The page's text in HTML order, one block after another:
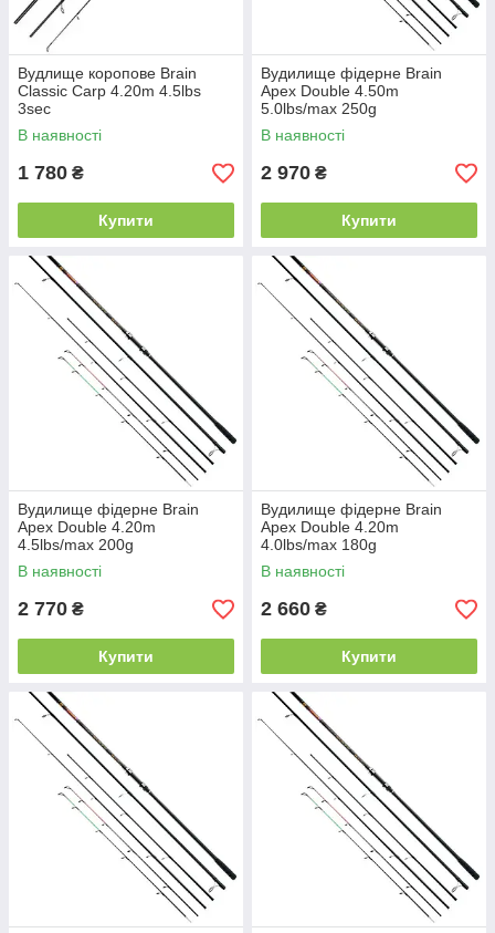
Вудлище коропове Brain
Classic Carp 4.20m 4.5lbs
3sec
В наявності
1 780 ₴
Купити
Вудилище фідерне Brain
Apex Double 4.50m
5.0lbs/max 250g
В наявності
2 970 ₴
Купити
Вудилище фідерне Brain
Apex Double 4.20m
4.5lbs/max 200g
В наявності
2 770 ₴
Купити
Вудилище фідерне Brain
Apex Double 4.20m
4.0lbs/max 180g
В наявності
2 660 ₴
Купити